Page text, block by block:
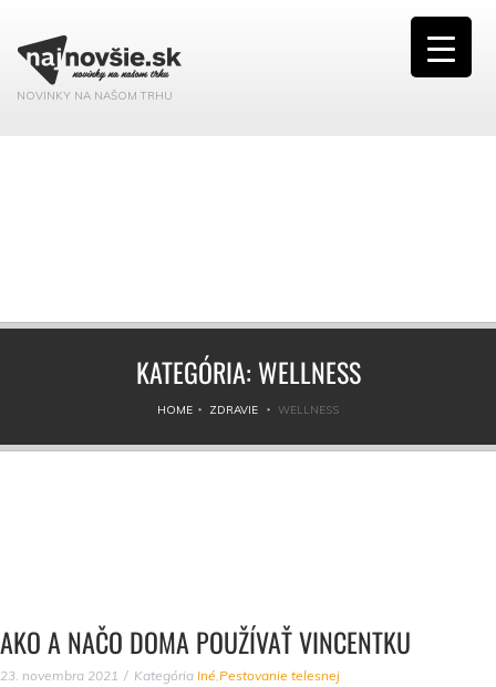
NOVINKY NA NAŠOM TRHU
KATEGÓRIA: WELLNESS
HOME ZDRAVIE WELLNESS
AKO A NAČO DOMA POUŽÍVAŤ VINCENTKU
23. novembra 2021 Kategória Iné,Pestovanie telesnej